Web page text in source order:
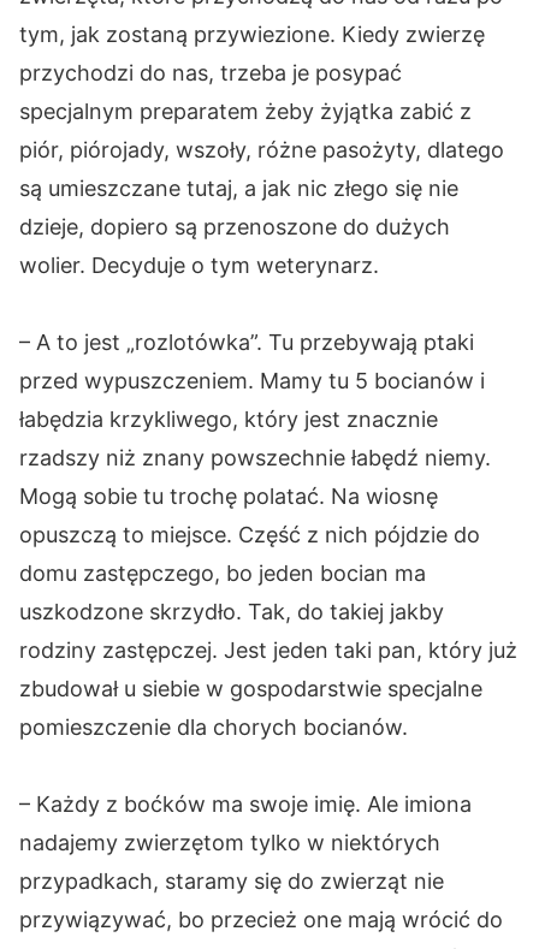
tym, jak zostaną przywiezione. Kiedy zwierzę
przychodzi do nas, trzeba je posypać
specjalnym preparatem żeby żyjątka zabić z
piór, piórojady, wszoły, różne pasożyty, dlatego
są umieszczane tutaj, a jak nic złego się nie
dzieje, dopiero są przenoszone do dużych
wolier. Decyduje o tym weterynarz.
– A to jest „rozlotówka”. Tu przebywają ptaki
przed wypuszczeniem. Mamy tu 5 bocianów i
łabędzia krzykliwego, który jest znacznie
rzadszy niż znany powszechnie łabędź niemy.
Mogą sobie tu trochę polatać. Na wiosnę
opuszczą to miejsce. Część z nich pójdzie do
domu zastępczego, bo jeden bocian ma
uszkodzone skrzydło. Tak, do takiej jakby
rodziny zastępczej. Jest jeden taki pan, który już
zbudował u siebie w gospodarstwie specjalne
pomieszczenie dla chorych bocianów.
– Każdy z boćków ma swoje imię. Ale imiona
nadajemy zwierzętom tylko w niektórych
przypadkach, staramy się do zwierząt nie
przywiązywać, bo przecież one mają wrócić do